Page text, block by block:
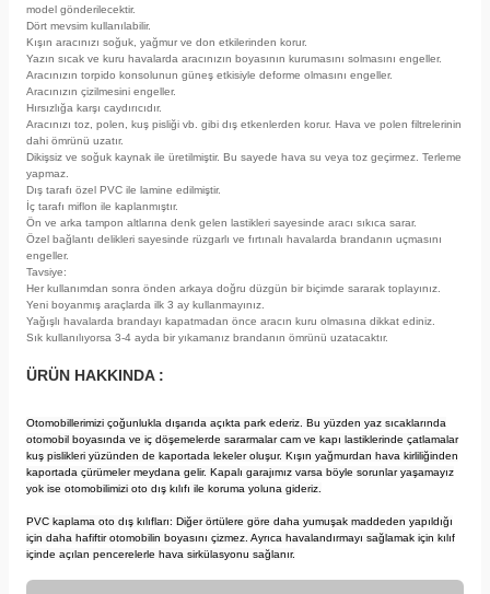
model gönderilecektir.
Dört mevsim kullanılabilir.
Kışın aracınızı soğuk, yağmur ve don etkilerinden korur.
Yazın sıcak ve kuru havalarda aracınızın boyasının kurumasını solmasını engeller.
Aracınızın torpido konsolunun güneş etkisiyle deforme olmasını engeller.
Aracınızın çizilmesini engeller.
Hırsızlığa karşı caydırıcıdır.
Aracınızı toz, polen, kuş pisliği vb. gibi dış etkenlerden korur. Hava ve polen filtrelerinin
dahi ömrünü uzatır.
Dikişsiz ve soğuk kaynak ile üretilmiştir. Bu sayede hava su veya toz geçirmez. Terleme
yapmaz.
Dış tarafı özel PVC ile lamine edilmiştir.
İç tarafı miflon ile kaplanmıştır.
Ön ve arka tampon altlarına denk gelen lastikleri sayesinde aracı sıkıca sarar.
Özel bağlantı delikleri sayesinde rüzgarlı ve fırtınalı havalarda brandanın uçmasını
engeller.
Tavsiye:
Her kullanımdan sonra önden arkaya doğru düzgün bir biçimde sararak toplayınız.
Yeni boyanmış araçlarda ilk 3 ay kullanmayınız.
Yağışlı havalarda brandayı kapatmadan önce aracın kuru olmasına dikkat ediniz.
Sık kullanılıyorsa 3-4 ayda bir yıkamanız brandanın ömrünü uzatacaktır.
ÜRÜN HAKKINDA :
Otomobillerimizi çoğunlukla dışarıda açıkta park ederiz. Bu yüzden yaz sıcaklarında
otomobil boyasında ve iç döşemelerde sararmalar cam ve kapı lastiklerinde çatlamalar
kuş pislikleri yüzünden de kaportada lekeler oluşur. Kışın yağmurdan hava kirliliğinden
kaportada çürümeler meydana gelir. Kapalı garajımız varsa böyle sorunlar yaşamayız
yok ise otomobilimizi oto dış kılıfı ile koruma yoluna gideriz.
PVC kaplama oto dış kılıfları: Diğer örtülere göre daha yumuşak maddeden yapıldığı
için daha hafiftir otomobilin boyasını çizmez. Ayrıca havalandırmayı sağlamak için kılıf
içinde açılan pencerelerle hava sirkülasyonu sağlanır.